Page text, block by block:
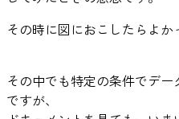
その時に図におこしたらよか
その中でも特定の条件でデ
ですが、